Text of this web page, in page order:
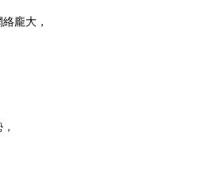
龐大，